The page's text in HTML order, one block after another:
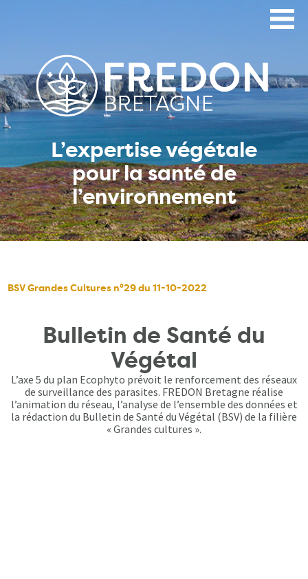
L’expertise végétale
pour la santé de
l’environnement
BSV Grandes Cultures n°29 du 11-10-2022
Bulletin de Santé du
Végétal
L’axe 5 du plan Ecophyto prévoit le renforcement des réseaux
de surveillance des parasites. FREDON Bretagne réalise
l’animation du réseau, l’analyse de l’ensemble des données et
la rédaction du Bulletin de Santé du Végétal (BSV) de la filière
« Grandes cultures ».